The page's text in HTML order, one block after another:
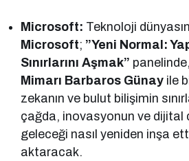
Microsoft: Teknoloji
Microsoft; ”Yeni Normal:
Sınırlarını Aşmak” panelinde,
Mimarı Barbaros Günay ile
zekanın ve bulut bilişimin
çağda, inovasyonun ve dijital
geleceği nasıl yeniden inşa
aktaracak.